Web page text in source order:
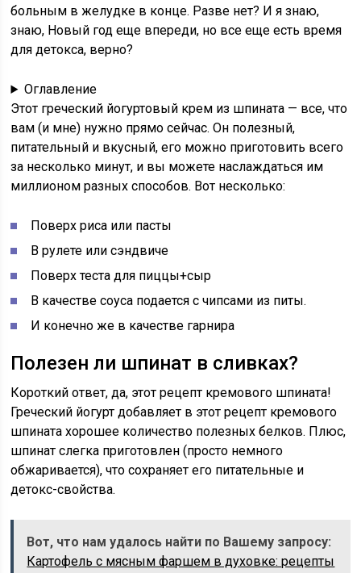
больным в желудке в конце. Разве нет? И я знаю,
знаю, Новый год еще впереди, но все еще есть время
для детокса, верно?
Оглавление
Этот греческий йогуртовый крем из шпината — все, что
вам (и мне) нужно прямо сейчас. Он полезный,
питательный и вкусный, его можно приготовить всего
за несколько минут, и вы можете наслаждаться им
миллионом разных способов. Вот несколько:
Поверх риса или пасты
В рулете или сэндвиче
Поверх теста для пиццы+сыр
В качестве соуса подается с чипсами из питы.
И конечно же в качестве гарнира
Полезен ли шпинат в сливках?
Короткий ответ, да, этот рецепт кремового шпината!
Греческий йогурт добавляет в этот рецепт кремового
шпината хорошее количество полезных белков. Плюс,
шпинат слегка приготовлен (просто немного
обжаривается), что сохраняет его питательные и
детокс-свойства.
Вот, что нам удалось найти по Вашему запросу:
Картофель с мясным фаршем в духовке: рецепты